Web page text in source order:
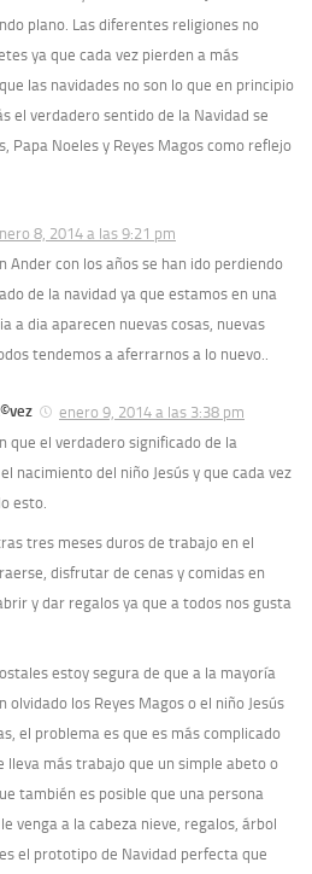
plano. Las diferentes religiones no
ya que cada vez pierden a más
las navidades no son lo que en principio
el verdadero sentido de la Navidad se
Papa Noeles y Reyes Magos como reflejo
8, 2014 a las 9:21 pm
Ander con los años se han ido perdiendo
de la navidad ya que estamos en una
a dia aparecen nuevas cosas, nuevas
tendemos a aferrarnos a lo nuevo..
enero 9, 2014 a las 3:38 pm
que el verdadero significado de la
nacimiento del niño Jesús y que cada vez
esto.
tres meses duros de trabajo en el
disfrutar de cenas y comidas en
y dar regalos ya que a todos nos gusta
estoy segura de que a la mayorí­a
olvidado los Reyes Magos o el niño Jesús
el problema es que es más complicado
lleva más trabajo que un simple abeto o
también es posible que una persona
venga a la cabeza nieve, regalos, árbol
el prototipo de Navidad perfecta que